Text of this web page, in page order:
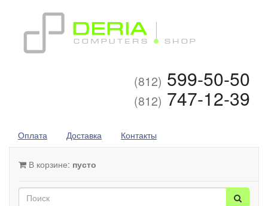
(812) 599-50-50
(812) 747-12-39
Оплата Доставка Контакты
В корзине: пусто